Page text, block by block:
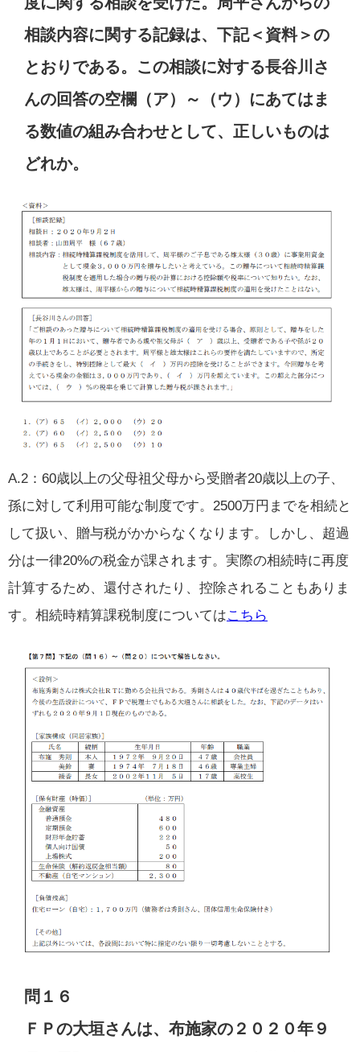
相談内容に関する記録は、下記＜資料＞の
とおりである。この相談に対する長谷川さ
んの回答の空欄（ア）～（ウ）にあてはま
る数値の組み合わせとして、正しいものは
どれか。
A.2：60歳以上の父母祖父母から受贈者20歳以上の子、
孫に対して利用可能な制度です。2500万円までを相続と
して扱い、贈与税がかからなくなります。しかし、超過
分は一律20%の税金が課されます。実際の相続時に再度
計算するため、還付されたり、控除されることもありま
す。相続時精算課税制度については こちら
問１６
ＦＰの大垣さんは、布施家の２０２０年９